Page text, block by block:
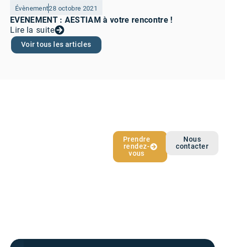
Voir tous les articles
Évènement28 octobre 2021
EVENEMENT : AESTIAM à votre rencontre !
Lire la suite
Prendre
rendez-
vous
Nous
contacter